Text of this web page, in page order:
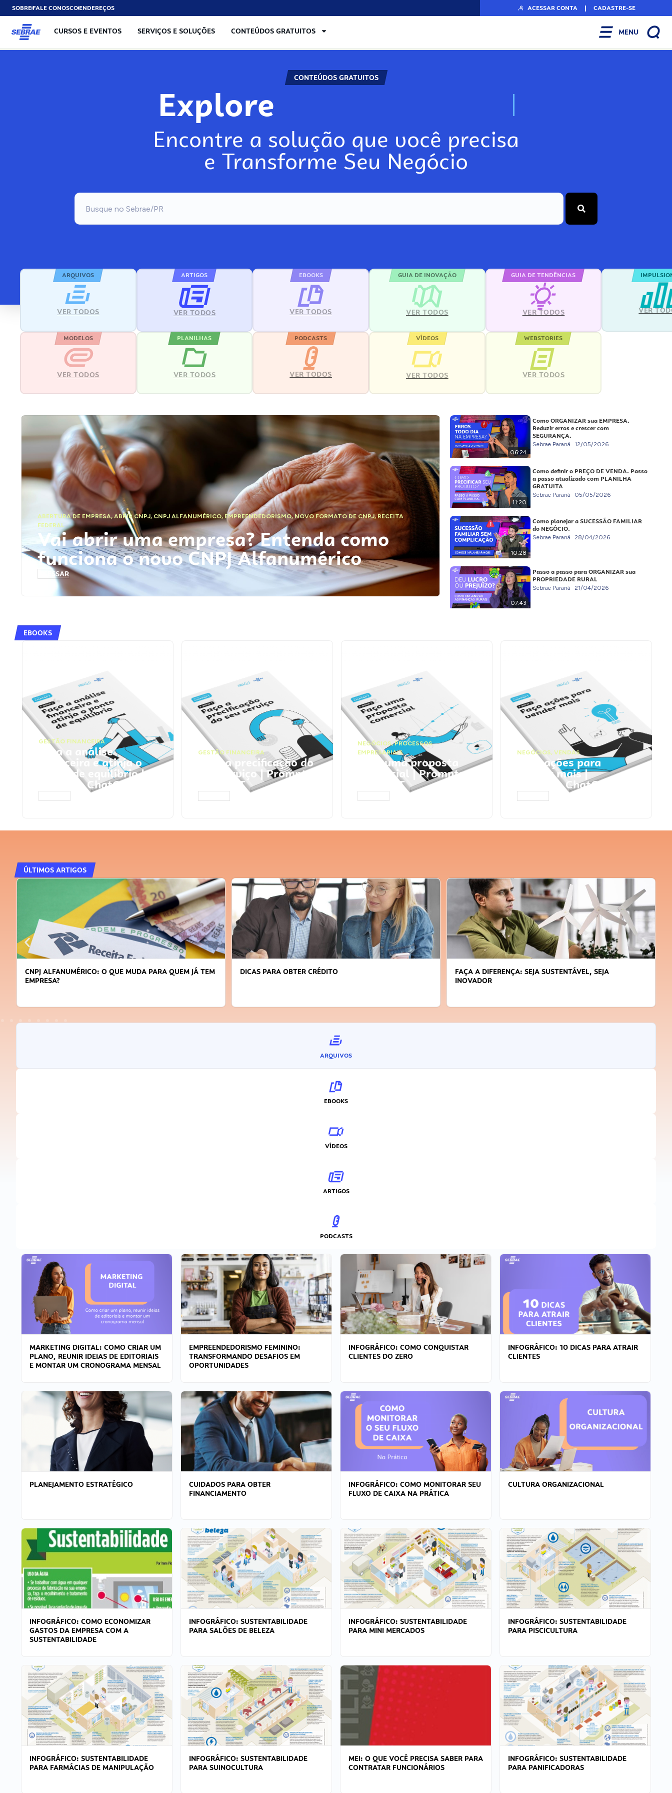
SOBREFALE CONOSCOENDEREÇOS ACESSAR CONTA | CADASTRE-SE
CURSOS E EVENTOS SERVIÇOS E SOLUÇÕES CONTEÚDOS GRATUITOS MENU
CONTEÚDOS GRATUITOS
Explore N
Encontre a solução que você precisa
e Transforme Seu Negócio
ARQUIVOS
VER TODOS
ARTIGOS
VER TODOS
EBOOKS
VER TODOS
GUIA DE INOVAÇÃO
VER TODOS
GUIA DE TENDÊNCIAS
VER TODOS VER
MODELOS
VER TODOS
PLANILHAS
VER TODOS
PODCASTS
VER TODOS
VÍDEOS
VER TODOS
WEBSTORIES
VER TODOS
ABERTURA DE EMPRESA,ABRIR CNPJ, CNPJ ALFANUMÉRICO, EMPREENDEDORISMO,NOVO FORMATO DE CNPJ,RECEITA
FEDERAL
Vai abrir uma empresa? Entenda como
funciona o novo CNPJ Alfanumérico
ACESSAR
06:24
Como ORGANIZAR sua EMPRESA.
Reduzir erros e crescer com
SEGURANÇA.
Sebrae Paraná 12/05/2026
11:20
Como definir o PREÇO DE VENDA. Passo
a passo atualizado com PLANILHA
GRATUITA
Sebrae Paraná 05/05/2026
10:28
Como planejar a SUCESSÃO FAMILIAR
do NEGÓCIO.
Sebrae Paraná 28/04/2026
07:43
Passo a passo para ORGANIZAR sua
PROPRIEDADE RURAL
Sebrae Paraná 21/04/2026
EBOOKS
GESTÃO FINANCEIRA
Faça a análise
financeira e atinja o
ponto de equilíbrio |
Prompts ChatGPT
GESTÃO FINANCEIRA
Faça a precificação do
seu serviço | Prompts
ChatGPT
NEGÓCIOS,PROCESSOS
EMPRESARIAIS
Faça uma proposta
comercial | Prompts
ChatGPT
NEGÓCIOS, VENDAS
Faça ações para
vender mais |
Prompts ChatGPT
ÚLTIMOS ARTIGOS
DICAS PARA OBTER CRÉDITO
FAÇA A DIFERENÇA: SEJA SUSTENTÁVEL, SEJA
APRENDA A GERENCIAR O SEU TEMPO
ARQUIVOS
EBOOKS
VÍDEOS
ARTIGOS
PODCASTS
MARKETING DIGITAL: COMO CRIAR UM
PLANO, REUNIR IDEIAS DE EDITORIAIS
E MONTAR UM CRONOGRAMA MENSAL
EMPREENDEDORISMO FEMININO:
TRANSFORMANDO DESAFIOS EM
OPORTUNIDADES
INFOGRÁFICO: COMO CONQUISTAR
CLIENTES DO ZERO
INFOGRÁFICO: 10 DICAS PARA ATRAIR
CLIENTES
PLANEJAMENTO ESTRATÉGICO
CUIDADOS PARA OBTER
FINANCIAMENTO
INFOGRÁFICO: COMO MONITORAR SEU
FLUXO DE CAIXA NA PRÁTICA
CULTURA ORGANIZACIONAL
INFOGRÁFICO: COMO ECONOMIZAR
GASTOS DA EMPRESA COM A
SUSTENTABILIDADE
INFOGRÁFICO: SUSTENTABILIDADE
PARA SALÕES DE BELEZA
INFOGRÁFICO: SUSTENTABILIDADE
PARA MINI MERCADOS
INFOGRÁFICO: SUSTENTABILIDADE
PARA PISCICULTURA
INFOGRÁFICO: SUSTENTABILIDADE
PARA FARMÁCIAS DE MANIPULAÇÃO
INFOGRÁFICO: SUSTENTABILIDADE
PARA SUINOCULTURA
MEI: O QUE VOCÊ PRECISA SABER PARA
CONTRATAR FUNCIONÁRIOS
INFOGRÁFICO: SUSTENTABILIDADE
PARA PANIFICADORAS